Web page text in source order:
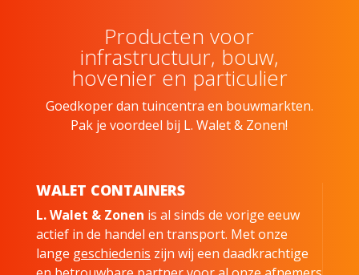
Producten voor
infrastructuur, bouw,
hovenier en particulier
Goedkoper dan tuincentra en bouwmarkten.
Pak je voordeel bij L. Walet & Zonen!
WALET CONTAINERS
L. Walet & Zonen is al sinds de vorige eeuw
actief in de handel en transport. Met onze
lange geschiedenis zijn wij een daadkrachtige